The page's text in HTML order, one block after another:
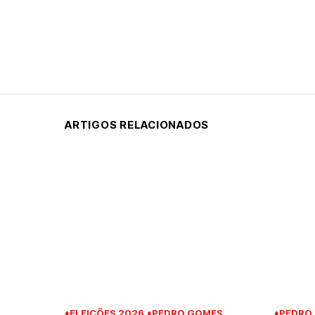
ARTIGOS RELACIONADOS
♦ELEIÇÕES 2026 ♦PEDRO GOMES ♦PEDRO